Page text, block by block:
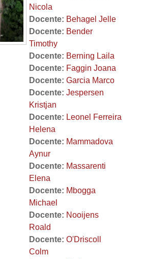
Nicola
Docente: Behagel Jelle
Docente: Bender
Timothy
Docente: Berning Laila
Docente: Faggin Joana
Docente: Garcia Marco
Docente: Jespersen
Kristjan
Docente: Leonel Ferreira
Helena
Docente: Mammadova
Aynur
Docente: Massarenti
Elena
Docente: Mbogga
Michael
Docente: Nooijens
Roald
Docente: O'Driscoll
Colm